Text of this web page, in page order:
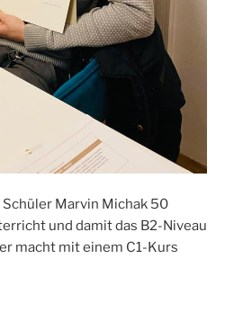
Marvin Michak 50
und damit das B2-Niveau
macht mit einem C1-Kurs